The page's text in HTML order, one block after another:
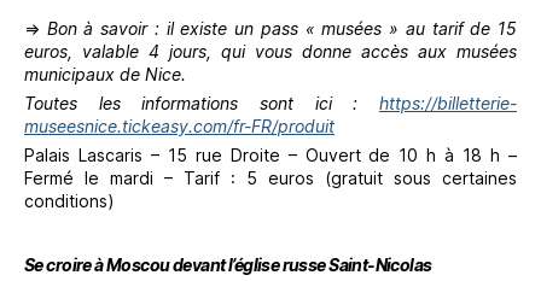
⇒ Bon à savoir : il existe un pass « musées » au tarif de 15
euros, valable 4 jours, qui vous donne accès aux musées
municipaux de Nice.
Toutes les informations sont ici : https://billetterie-
museesnice.tickeasy.com/fr-FR/produit
Palais Lascaris – 15 rue Droite – Ouvert de 10 h à 18 h –
Fermé le mardi – Tarif : 5 euros (gratuit sous certaines
conditions)
Se croire à Moscou devant l’église russe Saint-Nicolas